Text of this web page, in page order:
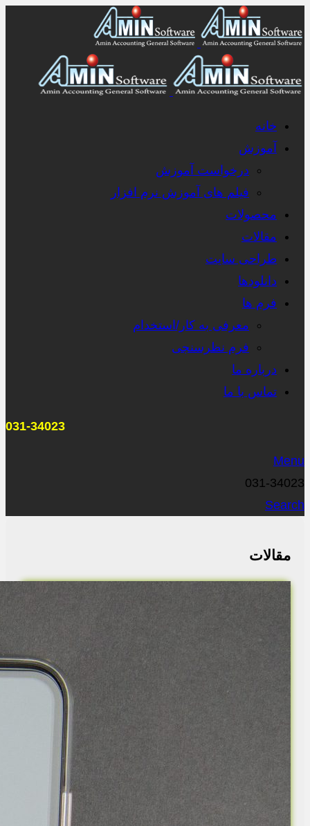
خانه
آموزش
درخواست آموزش
فیلم های آموزش نرم افزار
محصولات
مقالات
طراحی سایت
دانلودها
فرم ها
معرفی به کار/استخدام
فرم نظرسنجی
درباره ما
تماس با ما
031-34023
Menu
031-34023
Search
مقالات